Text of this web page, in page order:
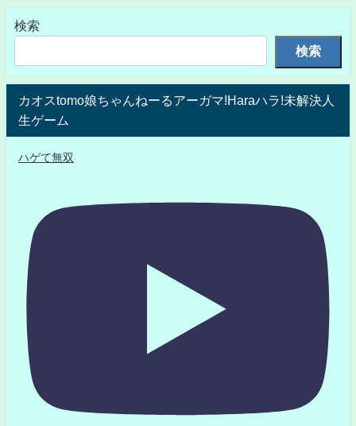
検索
検索
カオスtomo娘ちゃんねーるアーガマ!Haraハラ!未解決人
生ゲーム
ハゲて無双